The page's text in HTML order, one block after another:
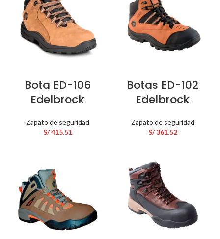
Bota ED-106
Edelbrock
Zapato de seguridad
S/415.51
Botas ED-102
Edelbrock
Zapato de seguridad
S/361.52